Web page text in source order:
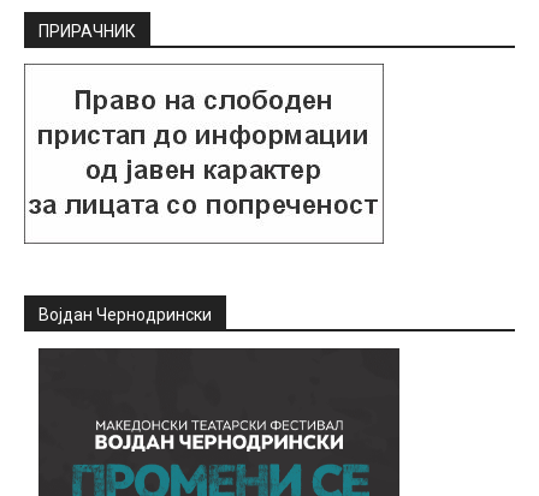
ПРИРАЧНИК
Војдан Чернодрински